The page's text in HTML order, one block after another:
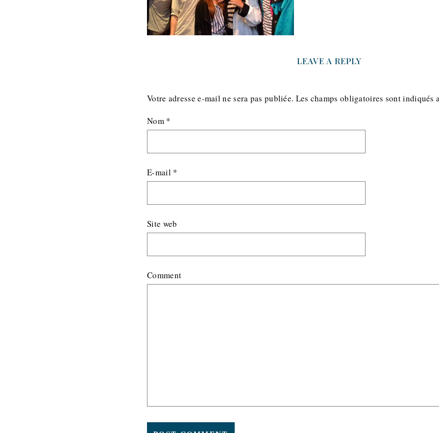
LEAVE A REPLY
Votre adresse e-mail ne sera pas publiée. Les champs obligatoires sont indiqués
Nom *
E-mail *
Site web
Comment